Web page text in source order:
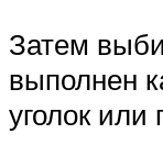
Затем
выполнен
уголок